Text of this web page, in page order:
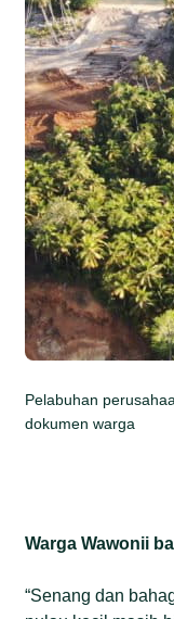
Pelabuhan
dokumen warga
Warga Wawonii
“Senang dan